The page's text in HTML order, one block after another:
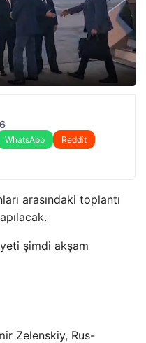
WhatsApp
Reddit
arasındaki toplantı
şimdi akşam
Zelenskiy, Rus-